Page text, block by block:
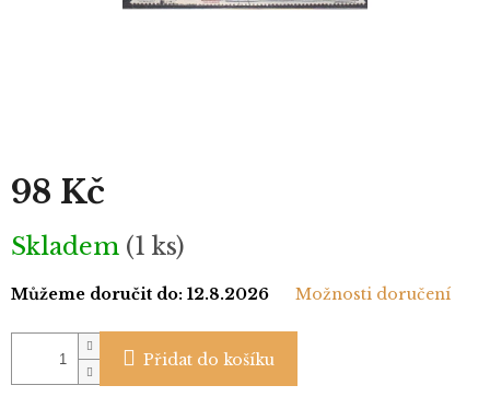
98 Kč
Měrná
cena:
Skladem (1 ks)
Můžeme doručit do: 12.8.2026 Možnosti doručení
Přidat do košíku